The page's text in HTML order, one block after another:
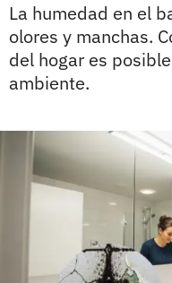
La humedad en el
olores y manchas.
del hogar es
ambiente.